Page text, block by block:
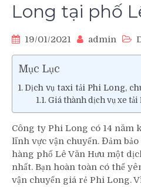
Long tại phố
19/01/2021 admin
Mục Lục
Dịch vụ taxi tải Phi Long,
Giá thành dịch vụ xe
Công ty Phi Long có 14
lĩnh vực vận chuyển. Đảm
hàng phố Lê Văn Hưu một
nhất. Bạn hoàn toàn có thể
vận chuyển giá rẻ Phi Long.